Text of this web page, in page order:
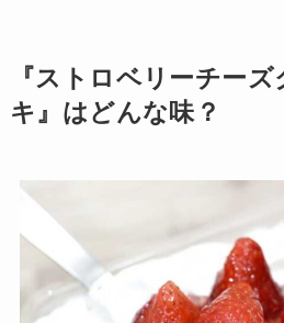
『ストロベリーチー
キ』はどんな味？